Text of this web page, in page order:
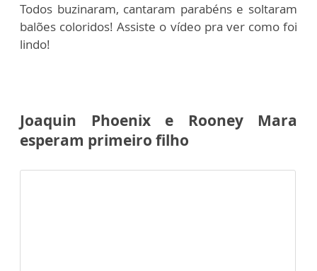
Todos buzinaram, cantaram parabéns e soltaram
balões coloridos! Assiste o vídeo pra ver como foi
lindo!
Joaquin Phoenix e Rooney Mara
esperam primeiro filho